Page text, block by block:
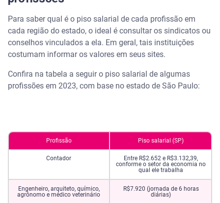
Para saber qual é o piso salarial de cada profissão em
cada região do estado, o ideal é consultar os sindicatos ou
conselhos vinculados a ela. Em geral, tais instituições
costumam informar os valores em seus sites.
Confira na tabela a seguir o piso salarial de algumas
profissões em 2023, com base no estado de São Paulo:
Profissão Piso salarial (SP)
Contador
Entre R$2.652 e R$3.132,39,
conforme o setor da economia no
qual ele trabalha
Engenheiro, arquiteto, químico,
agrônomo e médico veterinário
R$7.920 (jornada de 6 horas
diárias)